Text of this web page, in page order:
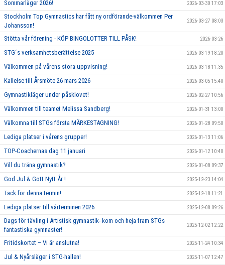
Sommarläger 2026! 2026-03-30 17:03
Stockholm Top Gymnastics har fått ny ordförande-välkommen Per
Johansson!
2026-03-27 08:03
Stötta vår förening - KÖP BINGOLOTTER TILL PÅSK! 2026-03-26
STG´s verksamhetsberättelse 2025 2026-03-19 18:20
Välkommen på vårens stora uppvisning! 2026-03-18 11:35
Kallelse till Årsmöte 26 mars 2026 2026-03-05 15:40
Gymnastikläger under påsklovet! 2026-02-27 10:56
Välkommen till teamet Melissa Sandberg! 2026-01-31 13:00
Välkomna till STGs första MÄRKESTAGNING! 2026-01-28 09:50
Lediga platser i vårens grupper! 2026-01-13 11:06
TOP-Coachernas dag 11 januari 2026-01-12 10:40
Vill du träna gymnastik? 2026-01-08 09:37
God Jul & Gott Nytt År ! 2025-12-23 14:04
Tack för denna termin! 2025-12-18 11:21
Lediga platser till vårterminen 2026 2025-12-08 09:26
Dags för tävling i Artistisk gymnastik- kom och heja fram STGs
fantastiska gymnaster!
2025-12-02 12:22
Fritidskortet – Vi är anslutna! 2025-11-24 10:34
Jul & Nyårsläger i STG-hallen! 2025-11-07 12:47